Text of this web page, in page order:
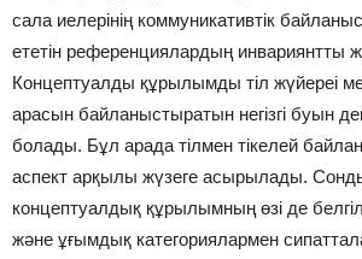
сала иелерінің коммуникативтік
ететін референциялардың инвариянтты
Концептуалды құрылымды тіл жүйереі
арасын байланыстыратын негізгі буын
болады. Бұл арада тілмен тікелей
аспект арқылы жүзеге асырылады.
концептуалдық құрылымның өзі де
және ұғымдық категориялармен